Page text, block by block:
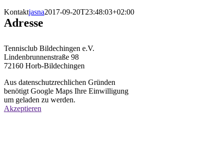
Kontaktjasna2017-09-20T23:48:03+02:00
Adresse
Tennisclub Bildechingen e.V.
Lindenbrunnenstraße 98
72160 Horb-Bildechingen
Aus datenschutzrechlichen Gründen
benötigt Google Maps Ihre Einwilligung
um geladen zu werden.
Akzeptieren